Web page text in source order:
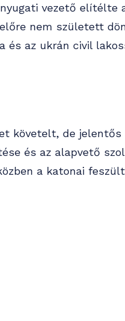
vezető elítélte
nem született
és az ukrán civil
követelt, de jelentős
és az alapvető
a katonai